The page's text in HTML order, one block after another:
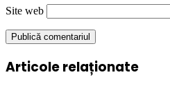
Site web
Articole relaționate